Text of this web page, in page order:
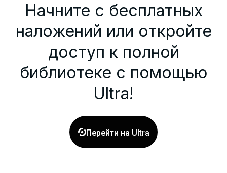
Начните с бесплатных
наложений или откройте
доступ к полной
библиотеке с помощью
Ultra!
Перейти на Ultra